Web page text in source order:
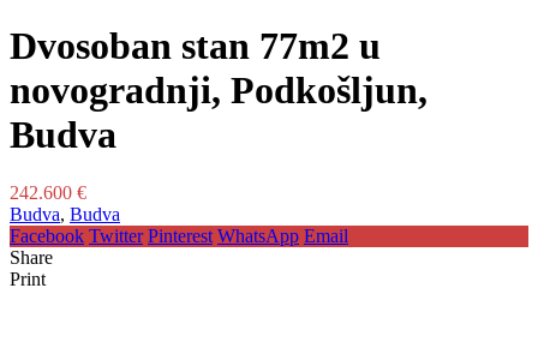
Dvosoban stan 77m2 u
novogradnji, Podkošljun,
Budva
242.600 €
Budva, Budva
Facebook Twitter Pinterest WhatsApp Email
Share
Print